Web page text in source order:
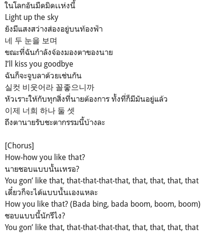
ในโลกอันมืดมิดเเห่งนี้
Light up the sky
ยังมีแสงสว่างส่องอยู่บนท้องฟ้า
네 두 눈을 보며
ขณะที่ฉันกำลังจ้องมองตาของนาย
I’ll kiss you goodbye
ฉันก็จะจูบลาด้วยเช่นกัน
실컷 비웃어라 꼴좋으니까
หัวเราะให้กับทุกสิ่งที่นายต้องการ ทั้งที่ก็มีมันอยู่แล้ว
이제 너희 하나 둘 셋
ถึงตานายรับชะตากรรมนี้บ้างละ
[Chorus]
How-how you like that?
นายชอบแบบนั้นเหรอ?
You gon’ like that, that-that-that-that, that, that, that, that
เดี๋ยวก็จะได้แบบนั้นเองแหละ
How you like that? (Bada bing, bada boom, boom, boom)
ชอบแบบนี้นักรึไง?
You gon’ like that, that-that-that-that, that, that, that, that